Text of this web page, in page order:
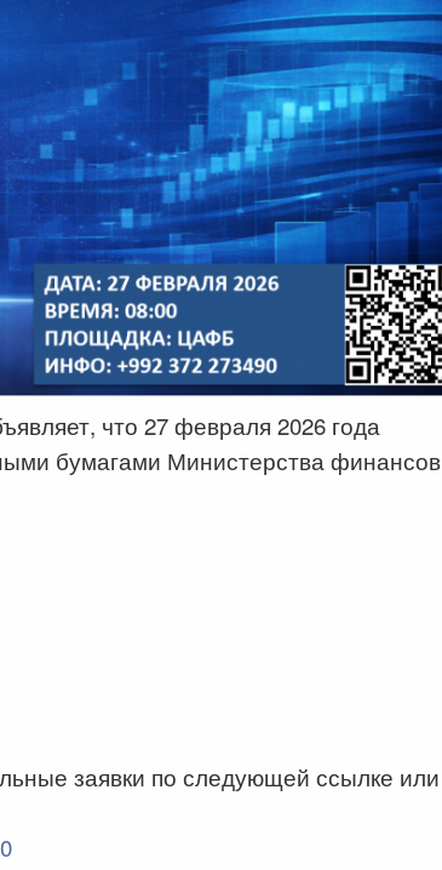
что 27 февраля 2026 года
бумагами Министерства финансов
заявки по следующей ссылке или